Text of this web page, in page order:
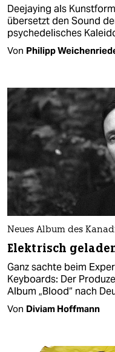
Deejaying als
übersetzt den Sound
psychedelisches
Von Philipp
Neues Album des
Elektrisch
Ganz sachte beim
Keyboards: Der
Album „Blood“ nach
Von Diviam Hoffmann